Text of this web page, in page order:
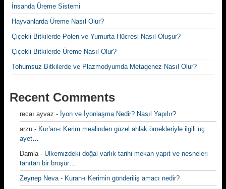
İnsanda Üreme Sistemi
Hayvanlarda Üreme Nasıl Olur?
Çiçekli Bitkilerde Polen ve Yumurta Hücresi Nasıl Oluşur?
Çiçekli Bitkilerde Üreme Nasıl Olur?
Tohumsuz Bitkilerde ve Plazmodyumda Metagenez Nasıl Olur?
Recent Comments
recaı ayvaz - İyon ve İyonlaşma Nedir? Nasıl Yapılır?
arzu - Kur’an-ı Kerim mealinden güzel ahlak örnekleriyle ilgili üç
ayet…
Damla- Ülkemizdeki doğal varlık tarihi mekan yapıt ve nesneleri
tanıtan bir broşür…
Zeynep Neva- Kuran-ı Kerimin gönderiliş amacı nedir?